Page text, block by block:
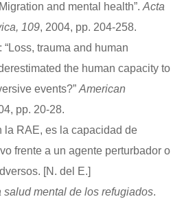
and mental health”. Acta
, 109, 2004, pp. 204-258.
trauma and human
the human capacity to
events?” American
pp. 20-28.
la RAE, es la capacidad de
frente a un agente perturbador o
[N. del E.]
salud mental de los refugiados.